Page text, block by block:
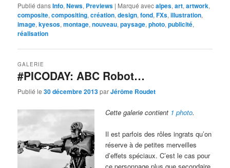
Publié dansInfo,News, Previews | Marqué avecalpes,art,artwork,
composite,compositing,création,design,fond,FXs,illustration,
image,kyesos,montage,nouveau,paysage,photo,publicité,
réalisation
#PICODAY: ABC Robot…
GALERIE
Publié le30 décembre 2013parJérôme Roudet
Cette galerie contient 1 photo.
Il est parfois des rôles ingrats qu’on
réserve à de petites merveilles
d’effets spéciaux. C’est le cas pour